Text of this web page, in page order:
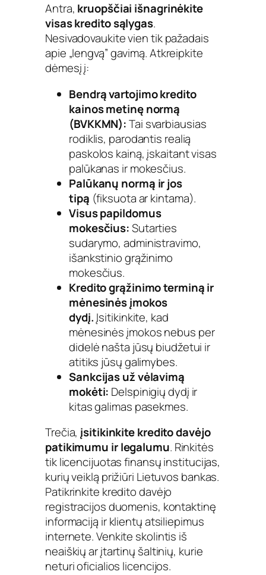
Antra, kruopščiai išnagrinėkite
visas kredito sąlygas.
Nesivadovaukite vien tik pažadais
apie „lengvą” gavimą. Atkreipkite
dėmesį į:
Bendrą vartojimo kredito
kainos metinę normą
(BVKKMN):Tai svarbiausias
rodiklis, parodantis realią
paskolos kainą, įskaitant visas
palūkanas ir mokesčius.
Palūkanų normą ir jos
tipą (fiksuota ar kintama).
Visus papildomus
mokesčius:Sutarties
sudarymo, administravimo,
išankstinio grąžinimo
mokesčius.
Kredito grąžinimo terminą ir
mėnesinės įmokos
dydį. Įsitikinkite, kad
mėnesinės įmokos nebus per
didelė našta jūsų biudžetui ir
atitiks jūsų galimybes.
Sankcijas už vėlavimą
mokėti: Delspinigių dydį ir
kitas galimas pasekmes.
Trečia, įsitikinkite kredito davėjo
patikimumu ir legalumu. Rinkitės
tik licencijuotas finansų institucijas,
kurių veiklą prižiūri Lietuvos bankas.
Patikrinkite kredito davėjo
registracijos duomenis, kontaktinę
informaciją ir klientų atsiliepimus
internete. Venkite skolintis iš
neaiškių ar įtartinų šaltinių, kurie
neturi oficialios licencijos.